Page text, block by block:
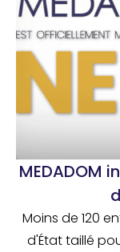
MEDADOM
Moins de 120
d'État taillé